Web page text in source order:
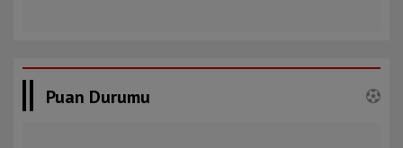
Puan Durumu